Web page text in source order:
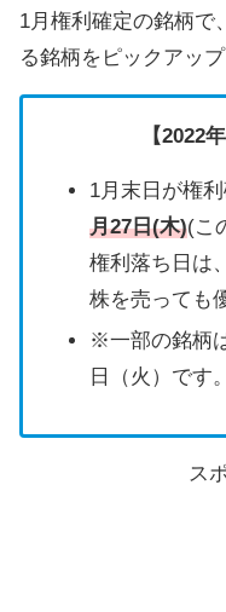
1月権利確定の銘柄で
る銘柄をピックアップ
【2022
1月末日が権
月27日(木)(こ
権利落ち日は
株を売っても
※一部の銘柄
日（火）です。
ス